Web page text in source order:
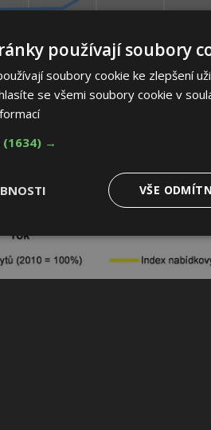
používají soubory
soubory cookie ke zlepšení
se všemi soubory cookie v
(1634) →
VŠE
Výkonové
soubory
Soubory cílení